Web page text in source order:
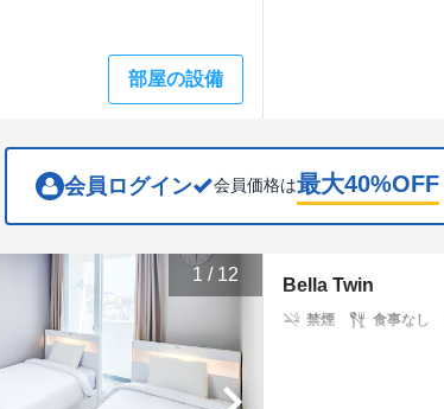
changing部屋の設備
会員ログイン 会員価格は最大40%OFF
1 / 12
Bella Twin
禁煙 食事なし